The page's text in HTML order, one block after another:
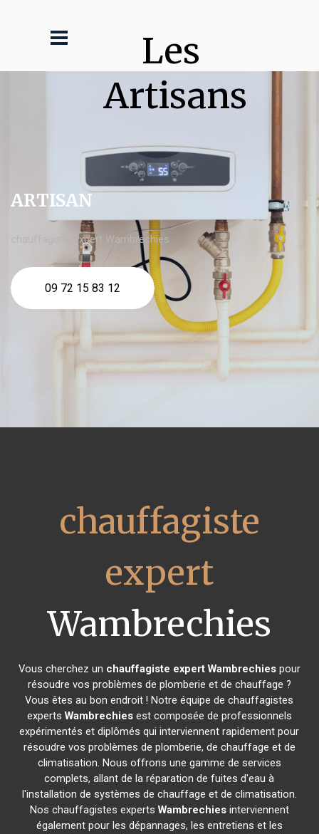
Les
Artisans
ARTISAN
chauffagiste expert Wambrechies
09 72 15 83 12
chauffagiste
expert
Wambrechies
Vous cherchez un chauffagiste expert Wambrechiespour
résoudre vos problèmes de plomberie et de chauffage ?
Vous êtes au bon endroit ! Notre équipe de chauffagistes
experts Wambrechiesest composée de professionnels
expérimentés et diplômés qui interviennent rapidement pour
résoudre vos problèmes de plomberie, de chauffage et de
climatisation. Nous offrons une gamme de services
complets, allant de la réparation de fuites d'eau à
l'installation de systèmes de chauffage et de climatisation.
Nos chauffagistes experts Wambrechiesinterviennent
également pour les dépannages, les entretiens et les